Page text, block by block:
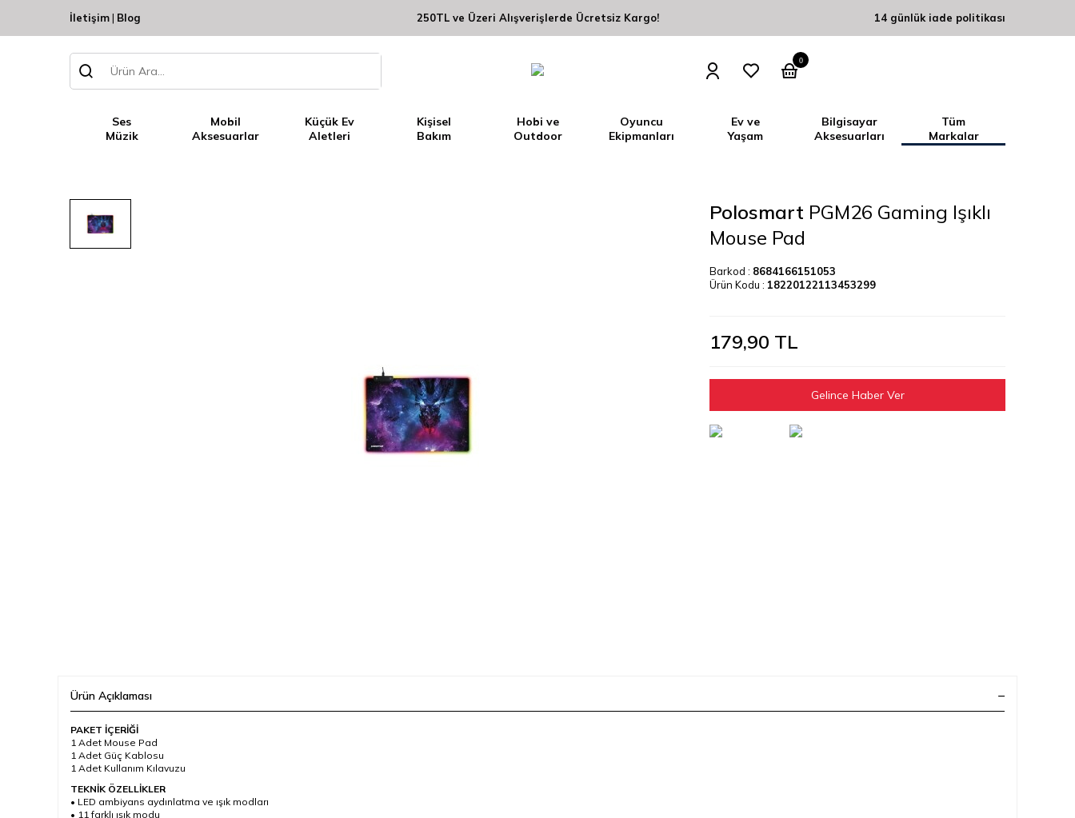
İletişim| Blog 250TL ve Üzeri Alışverişlerde Ücretsiz Kargo! 14 günlük iade politikası
0
Ses
Müzik
Mobil
Aksesuarlar
Küçük Ev
Aletleri
Kişisel
Bakım
Hobi ve
Outdoor
Oyuncu
Ekipmanları
Ev ve
Yaşam
Bilgisayar
Aksesuarları
Tüm
Markalar
Polosmart PGM26 Gaming Işıklı
Mouse Pad
Barkod : 8684166151053
Ürün Kodu : 18220122113453299
179,90 TL
Gelince Haber Ver
Ürün Açıklaması
PAKET İÇERİĞİ
1 Adet Mouse Pad
1 Adet Güç Kablosu
1 Adet Kullanım Kılavuzu
TEKNİK ÖZELLİKLER
• LED ambiyans aydınlatma ve ışık modları
• 11 farklı ışık modu